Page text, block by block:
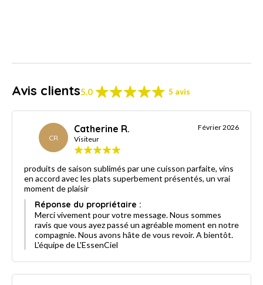
Avis clients5.0 5 avis
CR
Catherine R.
Visiteur
Février 2026
produits de saison sublimés par une cuisson parfaite, vins
en accord avec les plats superbement présentés, un vrai
moment de plaisir
Réponse du propriétaire :
Merci vivement pour votre message. Nous sommes
ravis que vous ayez passé un agréable moment en notre
compagnie. Nous avons hâte de vous revoir. A bientôt.
L'équipe de L'EssenCiel